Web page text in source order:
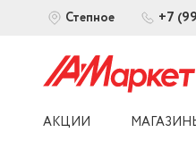
Степное +7
АКЦИИ